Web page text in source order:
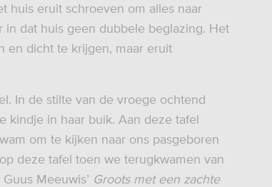
huis eruit schroeven om alles naar
dat huis geen dubbele beglazing. Het
en dicht te krijgen, maar eruit
In de stilte van de vroege ochtend
kindje in haar buik. Aan deze tafel
om te kijken naar ons pasgeboren
deze tafel toen we terugkwamen van
Meeuwis’ Groots met een zachte